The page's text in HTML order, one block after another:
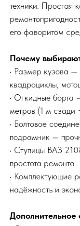
техники. Простая
его фаворитом
Почему
• Размер кузова
квадроциклы,
• Откидные борта
метров (1 м
• Болтовое
подрамник —
• Ступицы ВАЗ
простота ремонта
• Комплектующие
надёжность и